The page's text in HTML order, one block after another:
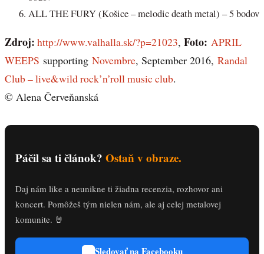
ALL THE FURY (Košice – melodic death metal) – 5 bodov
Zdroj: http://www.valhalla.sk/?p=21023, Foto: APRIL
WEEPS supporting Novembre, September 2016, Randal
Club – live&wild rock’n’roll music club.
© Alena Červeňanská
Páčil sa ti článok? Ostaň v obraze.
Daj nám like a neunikne ti žiadna recenzia, rozhovor ani
koncert. Pomôžeš tým nielen nám, ale aj celej metalovej
komunite. 🤘
Sledovať na Facebooku